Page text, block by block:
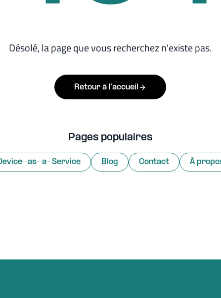
Désolé, la page que vous recherchez n'existe pas.
Retour à l'accueil
Pages populaires
as-a-Service Blog Contact À